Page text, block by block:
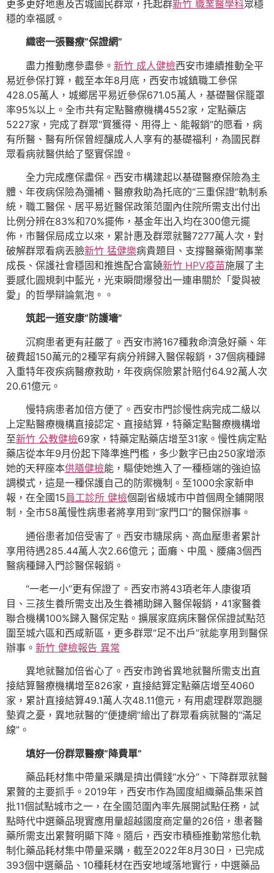
更多更好地惠及古城國民群眾，托起群新竹 職業醫學科眾穩
穩的幸福感。
織密一張醫療“保證網”
盡力推動應參盡參。 新竹 成人健檢西安市連續推動全平
易近參保打算，截至本年8月底，西安市城鎮職工參保
428.05萬人，城鄉居平易近參保671.05萬人，基礎醫保籠罩
率95%以上。全市共有定點醫療機構4552家，定點藥店
5227家，完成了群眾“買獲得、用得上、能報銷”的愿看，病
有所醫、醫有所保曾經釀成人人享有的基礎福利，為國民群
眾看病就醫供給了堅實保證。
全力完成應保盡保。西安市構建起以基礎醫療保險為主
體、年夜病保險為彌補、醫療救助為托底的“三重保證”軌制系
統，職工醫保、居平易近醫保政策范圍內住院所需支出付出
比例分辨在83%和70%擺佈，基金年出入均在300億元擺
佈，市醫保局成立以來，累計惠及群眾就醫7277萬人次，對
破解群眾看病丟臉新竹 猛健樂病貴題目、支撐醫藥衛鬧事業
成長、保護社會穩固和推進配合富饒新竹 HPV疫苗施展了主
要感化圓規刺中藍光，光束瞬間爆發出一連串關於「愛與被
愛」的哲學辯論氣泡。。
筑起一道安康“防護墻”
沉痾患者更有莊嚴了。西安市將167種救命濟急好藥、年
破費超150萬元的2種罕有病分辨歸入醫保報銷，37個病種歸
入重特年夜疾病醫療救助，年夜病保險累計賠付64.92萬人次
20.61億元。
慢特病患者加倍方便了。西安市門診慢性病完成二級以
上定點醫療機構直接認定、直接結算，特藥定點醫療機構增
至新竹 公教健檢69家，特藥定點藥店增至31家。慢性病定點
藥店從本年9月份起下降準進門檻，多少數字已由250家增添
她的天秤座本供膳健檢能，驅使她進入了一種極端的強迫協
調模式，這是一種保護自己的防禦機制。至1000余家新申
報，在全國15員工診所 健檢個副省級城市中首個周全鋪開限
制，全市58萬慢性病患者將享用到“家門口”的醫保辦事。
通俗患者加倍受害了。西安市糖尿病、高血壓患者累計
享用待遇285.44萬人次2.66億元；面癱、中風、腰痛3個西
醫病種歸入門診醫保報銷。
“一老一小”更有保證了。西安市將43項老年人康復項
目、三孩生養所需支出及生養補助歸入醫保報銷，41家醫養
聯合機構100%歸入醫保定點。擴展家庭病床醫保保證試點范
圍至城六區和西咸新區，更多群眾“足不出戶”就能享用到醫保
辦事。 新竹 健檢報告 異常
異地就醫加倍省心了。西安市跨省異地就醫所需支出直
接結算醫療機構增至826家，直接結算定點藥店增至4060
家，累計直接結算49.1萬人次48.11億元，有用處理群眾跑腿
墊資之憂，異地就醫的“便捷網”繪出了群眾看病就醫的“滿足
線”。
填好一份群眾醫療“降費單”
藥品耗材集中帶量采購是擠出價錢“水分”、下降群眾就醫
累贅的主要抓手。2019年，西安市作為國度組織藥品集采首
批11個試點城市之一，在全國范圍內率先展開試點任務，試
點時代中選藥品現實應用量超越國度商定量的26倍，患者醫
藥所需支出累贅明顯下降。隨后，西安市積極推動常態化軌
制化藥品耗材集中帶量采購，截至2022年8月30日，已完成
393個中選藥品、10種耗材在西安地域落地實行，中選藥品